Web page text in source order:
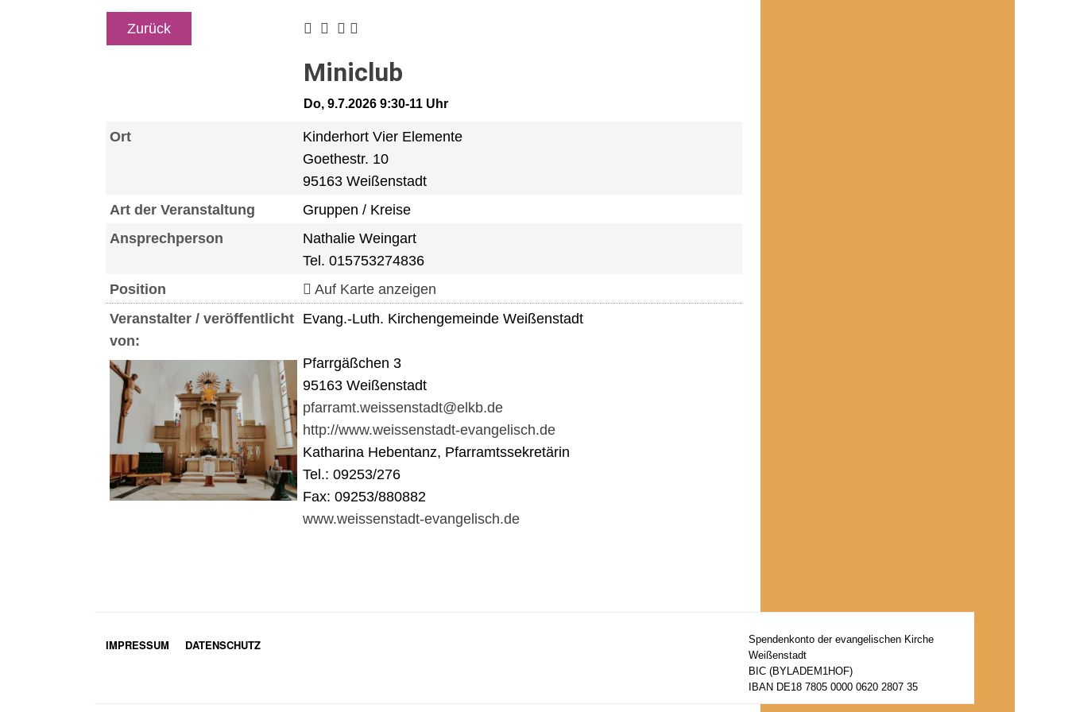
Zurück
Miniclub
Do, 9.7.2026 9:30-11 Uhr
Ort
Kinderhort Vier Elemente
Goethestr. 10
95163 Weißenstadt
Art der Veranstaltung
Gruppen / Kreise
Ansprechperson
Nathalie Weingart
Tel. 015753274836
Position
Auf Karte anzeigen
Veranstalter / veröffentlicht
von:
Evang.-Luth. Kirchengemeinde Weißenstadt
Pfarrgäßchen 3
95163 Weißenstadt
pfarramt.weissenstadt@elkb.de
http://www.weissenstadt-evangelisch.de
Katharina Hebentanz, Pfarramtssekretärin
Tel.: 09253/276
Fax: 09253/880882
www.weissenstadt-evangelisch.de
IMPRESSUM DATENSCHUTZ
Spendenkonto der evangelischen Kirche
Weißenstadt
BIC (BYLADEM1HOF)
IBAN DE18 7805 0000 0620 2807 35